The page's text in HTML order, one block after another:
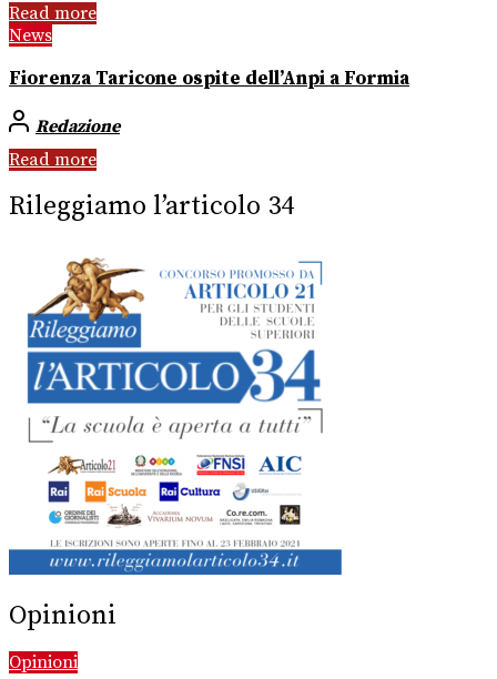
Read more
News
Fiorenza Taricone ospite dell’Anpi a Formia
Redazione
Read more
Rileggiamo l’articolo 34
Opinioni
Opinioni